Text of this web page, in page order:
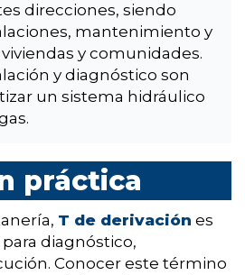
direcciones, siendo
mantenimiento y
y comunidades.
y diagnóstico son
un sistema hidráulico
práctica
T de derivación es
diagnóstico,
Conocer este término